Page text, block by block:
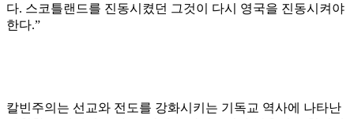
다. 스코틀랜드를 진동시켰던 그것이 다시 영국을 진동시켜야
한다.”
칼빈주의는 선교와 전도를 강화시키는 기독교 역사에 나타난